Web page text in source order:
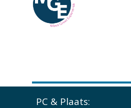
PC & Plaats: